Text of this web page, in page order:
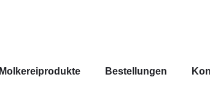
Molkereiprodukte Bestellungen